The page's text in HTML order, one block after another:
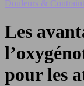
Douleurs &
Les
pour les